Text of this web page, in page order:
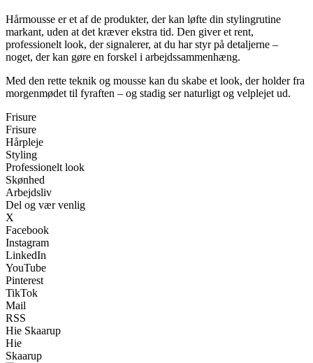
Hårmousse er et af de produkter, der kan løfte din stylingrutine
markant, uden at det kræver ekstra tid. Den giver et rent,
professionelt look, der signalerer, at du har styr på detaljerne –
noget, der kan gøre en forskel i arbejdssammenhæng.
Med den rette teknik og mousse kan du skabe et look, der holder fra
morgenmødet til fyraften – og stadig ser naturligt og velplejet ud.
Frisure
Frisure
Hårpleje
Styling
Professionelt look
Skønhed
Arbejdsliv
Del og vær venlig
X
Facebook
Instagram
LinkedIn
YouTube
Pinterest
TikTok
Mail
RSS
Hie Skaarup
Hie
Skaarup